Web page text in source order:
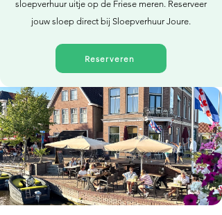
sloepverhuur uitje op de Friese meren. Reserveer
jouw sloep direct bij Sloepverhuur Joure.
Reserveren